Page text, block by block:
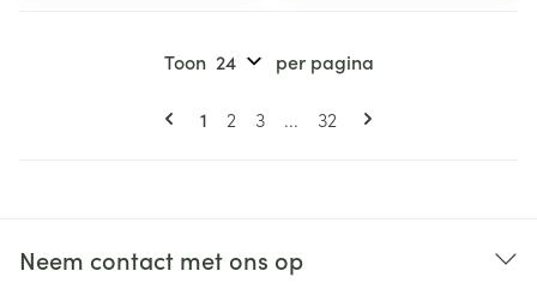
Pagina's
U lees momenteel pagina
1 Pagina
2 Pagina
3 ... Pagina
32
Toon per pagina
Neem contact met ons op